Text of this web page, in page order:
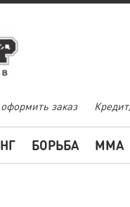
заказ
БОРЬБА MMA